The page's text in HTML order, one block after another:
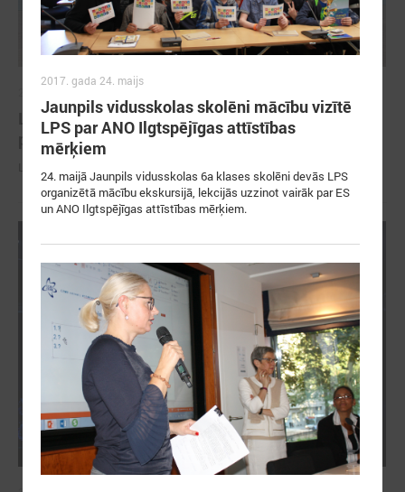
2026. gada 18. maijs
LPS Azerbaidžānā piedalās vērienīgajā Pasaules
pilsētu forumā
2017. gada 24. maijs
Jaunpils vidusskolas skolēni mācību vizītē
LPS par ANO Ilgtspējīgas attīstības
mērķiem
24. maijā Jaunpils vidusskolas 6a klases skolēni devās LPS
organizētā mācību ekskursijā, lekcijās uzzinot vairāk par ES
un ANO Ilgtspējīgas attīstības mērķiem.